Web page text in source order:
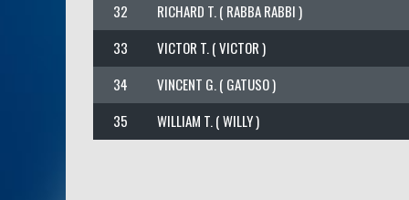
32 RICHARD T. ( RABBA RABBI )
33 VICTOR T. ( VICTOR )
34 VINCENT G. ( GATUSO )
35 WILLIAM T. ( WILLY )